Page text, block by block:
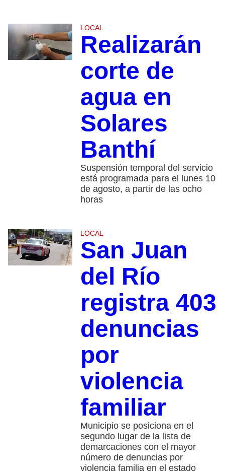
LOCAL
Realizarán
corte de
agua en
Solares
Banthí
Suspensión temporal del servicio
está programada para el lunes 10
de agosto, a partir de las ocho
horas
LOCAL
San Juan
del Río
registra 403
denuncias
por
violencia
familiar
Municipio se posiciona en el
segundo lugar de la lista de
demarcaciones con el mayor
número de denuncias por
violencia familia en el estado